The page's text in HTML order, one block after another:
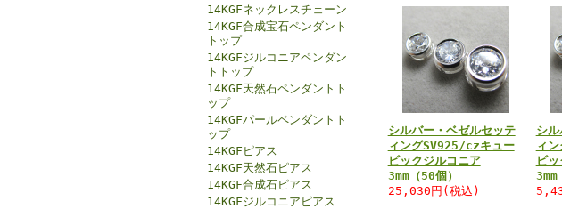
14KGFネックレスチェーン
14KGF合成宝石ペンダント
トップ
14KGFジルコニアペンダン
トトップ
14KGF天然石ペンダントト
ップ
14KGFパールペンダントト
ップ
14KGFピアス
14KGF天然石ピアス
14KGF合成石ピアス
14KGFジルコニアピアス
シルバー・ベゼルセッテ
ィングSV925/czキュー
ビックジルコニア
3mm（50個）
25,030円(税込)
シ
ィ
ビ
3mm